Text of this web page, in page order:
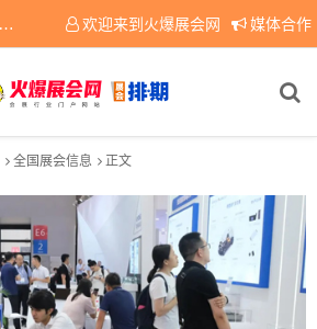
欢迎来到火爆展会网 媒体合作
全国展会信息 正文